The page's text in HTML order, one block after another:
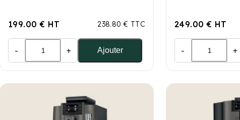
199.00 € HT 238.80 € TTC
- + Ajouter
249.00 € HT
- +